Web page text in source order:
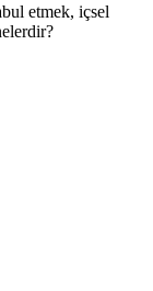
etmek, içsel